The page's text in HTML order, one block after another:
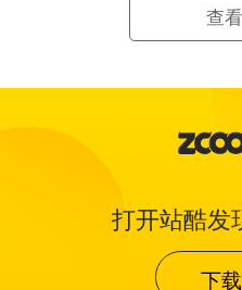
查
打开站酷发
下